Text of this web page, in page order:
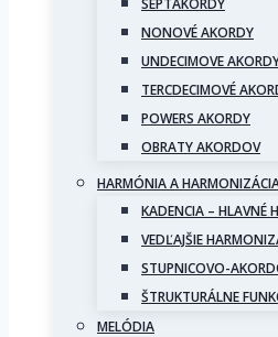
SEPTAKORDY
NONOVÉ AKORDY
UNDECIMOVE
TERCDECIMOVÉ
POWERS AKORDY
OBRATY AKORDOV
HARMÓNIA A
KADENCIA – HLAVNÉ
VEDĽAJŠIE
STUPNICOVO-
ŠTRUKTURÁLNE
MELÓDIA